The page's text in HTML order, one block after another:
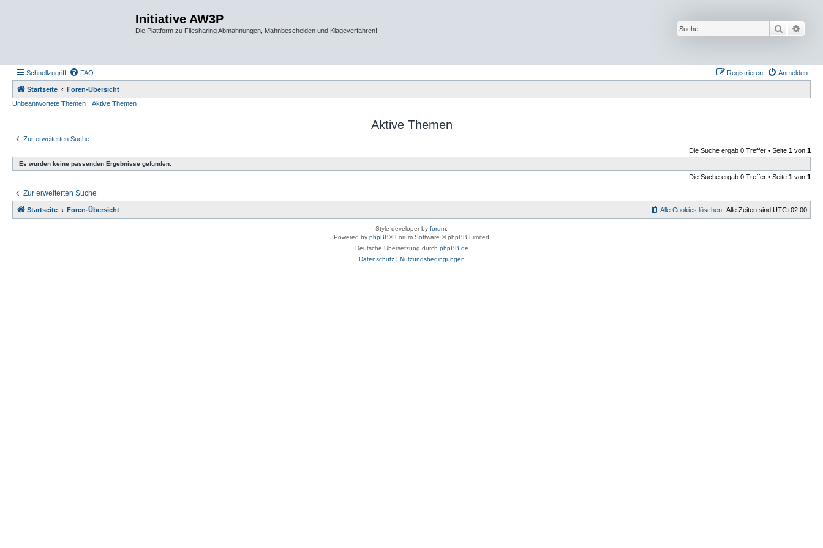
Initiative AW3P
Die Plattform zu Filesharing Abmahnungen, Mahnbescheiden und Klageverfahren! Suche
Schnellzugriff FAQ Anmelden
Registrieren
Startseite
Foren-Übersicht
Unbeantwortete Themen
Aktive Themen
Aktive Themen
Zur erweiterten Suche
Die Suche ergab 0 Treffer • Seite 1 von 1
Es wurden keine passenden Ergebnisse gefunden.
Die Suche ergab 0 Treffer • Seite 1 von 1
Zur erweiterten Suche
Startseite Foren-Übersicht Alle Zeiten sind UTC+02:00
Alle Cookies löschen
Style developer by forum
Powered by phpBB® Forum Software © phpBB Limited
Deutsche Übersetzung durch phpBB.de
Datenschutz| Nutzungsbedingungen